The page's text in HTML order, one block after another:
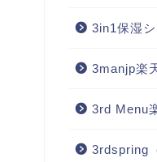
3in1保湿
3manjp楽
3rd Menu
3rdspring